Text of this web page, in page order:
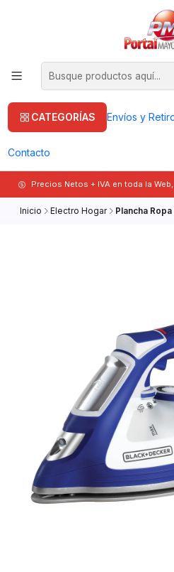
CATEGORÍAS Envíos y
Contacto
Precios Netos + IVA en toda la
Inicio Electro Hogar Plancha